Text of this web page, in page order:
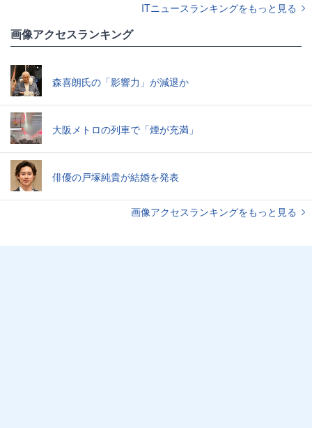
ITニュースランキングをもっと見る
画像アクセスランキング
森喜朗氏の「影響力」が減退か
大阪メトロの列車で「煙が充満」
俳優の戸塚純貴が結婚を発表
画像アクセスランキングをもっと見る